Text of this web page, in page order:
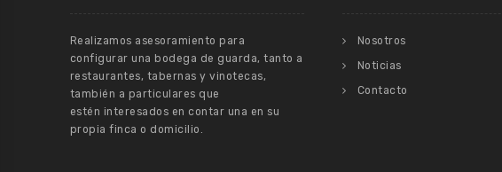
Realizamos asesoramiento para
configurar una bodega de guarda, tanto a
restaurantes, tabernas y vinotecas,
también a particulares que
estén interesados en contar una en su
propia finca o domicilio.
Nosotros
Noticias
Contacto